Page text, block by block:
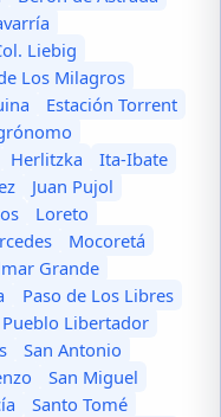
Liebig
Los Milagros
Estación Torrent
Herlitzka
Ita-Ibate
Juan Pujol
Loreto
Mocoretá
Grande
Paso de Los Libres
Pueblo Libertador
San Antonio
San Miguel
Santo Tomé